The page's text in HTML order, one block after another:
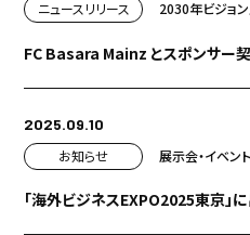
ニュースリリース
2030年ビジョン
FC Basara Mainz とスポンサー
2025.09.10
お知らせ
展示会・イベン
「海外ビジネスEXPO2025東京」